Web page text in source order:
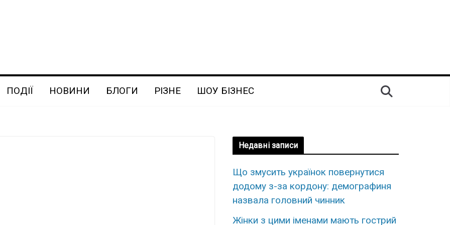
ПОДІЇ НОВИНИ БЛОГИ РІЗНЕ ШОУ БІЗНЕС
Недавні записи
Що змусить українок повернутися
додому з-за кордону: демографиня
назвала головний чинник
Жінки з цими іменами мають гострий